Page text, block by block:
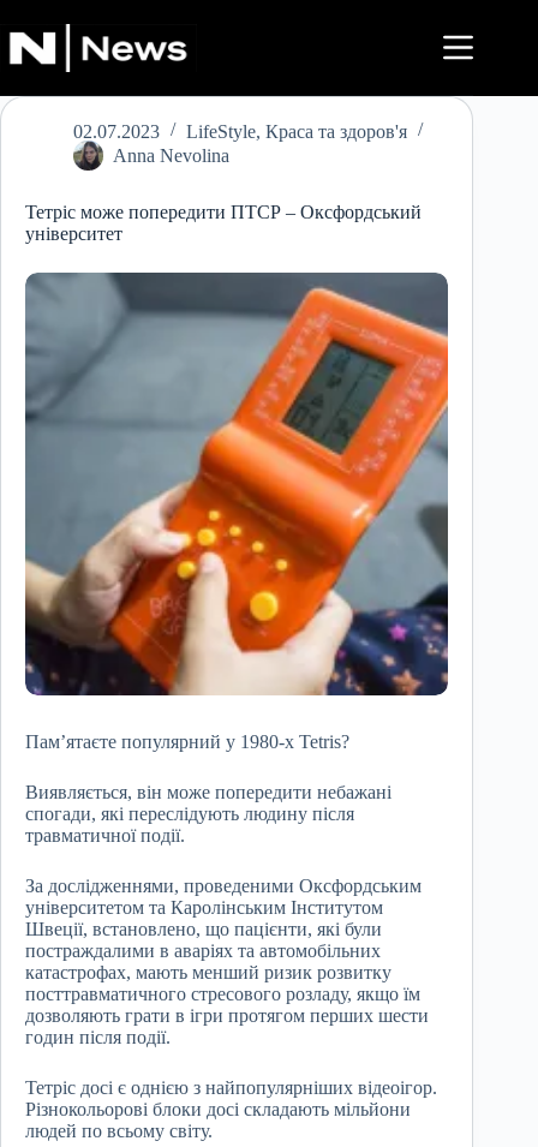
до
вмісту
02.07.2023 LifeStyle, Краса та здоров'я
Anna Nevolina
Тетріс може попередити ПТСР – Оксфордський
університет
Пам’ятаєте популярний у 1980-х Tetris?
Виявляється, він може попередити небажані
спогади, які переслідують людину після
травматичної події.
За дослідженнями, проведеними Оксфордським
університетом та Каролінським Інститутом
Швеції, встановлено, що пацієнти, які були
постраждалими в аваріях та автомобільних
катастрофах, мають менший ризик розвитку
посттравматичного стресового розладу, якщо їм
дозволяють грати в ігри протягом перших шести
годин після події.
Тетріс досі є однією з найпопулярніших відеоігор.
Різнокольорові блоки досі складають мільйони
людей по всьому світу.